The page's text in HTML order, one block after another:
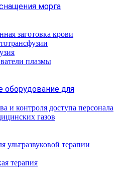
морга
заготовка крови
плазмы
оборудование для
и контроля доступа персонала
газов
ультразвуковой терапии
терапия